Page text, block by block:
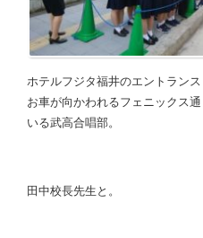
ホテルフジタ福井のエントラン
お車が向かわれるフェニックス
いる武高合唱部。
田中校長先生と。